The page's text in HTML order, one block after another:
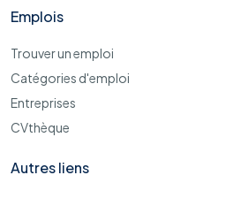
Emplois
Trouver un emploi
Catégories d'emploi
Entreprises
CVthèque
Autres liens